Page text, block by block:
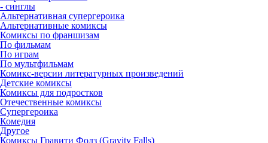
- синглы
Альтернативная супергероика
Альтернативные комиксы
Комиксы по франшизам
По фильмам
По играм
По мультфильмам
Комикс-версии литературных произведений
Детские комиксы
Комиксы для подростков
Отечественные комиксы
Супергероика
Комедия
Другое
Комиксы Гравити Фолз (Gravity Falls)